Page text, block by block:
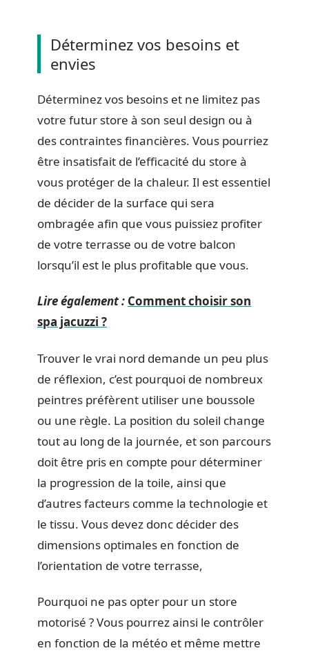
Déterminez vos besoins et
envies
Déterminez vos besoins et ne limitez pas
votre futur store à son seul design ou à
des contraintes financières. Vous pourriez
être insatisfait de l’efficacité du store à
vous protéger de la chaleur. Il est essentiel
de décider de la surface qui sera
ombragée afin que vous puissiez profiter
de votre terrasse ou de votre balcon
lorsqu’il est le plus profitable que vous.
Lire également : Comment choisir son
spa jacuzzi ?
Trouver le vrai nord demande un peu plus
de réflexion, c’est pourquoi de nombreux
peintres préfèrent utiliser une boussole
ou une règle. La position du soleil change
tout au long de la journée, et son parcours
doit être pris en compte pour déterminer
la progression de la toile, ainsi que
d’autres facteurs comme la technologie et
le tissu. Vous devez donc décider des
dimensions optimales en fonction de
l’orientation de votre terrasse,
Pourquoi ne pas opter pour un store
motorisé ? Vous pourrez ainsi le contrôler
en fonction de la météo et même mettre